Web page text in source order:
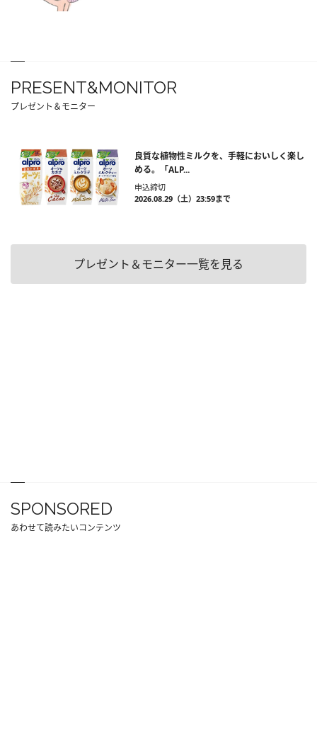
PRESENT&MONITOR
プレゼント＆モニター
良質な植物性ミルクを、手軽においしく楽し
める。「ALP...
申込締切
2026.08.29（土）23:59まで
プレゼント＆モニター一覧を見る
SPONSORED
あわせて読みたいコンテンツ